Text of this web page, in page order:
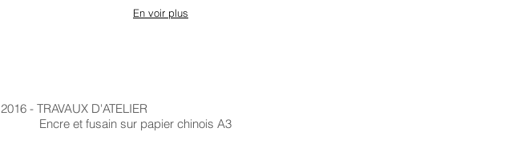
En voir plus
2016 - TRAVAUX D'ATELIER
Encre et fusain sur papier chinois A3